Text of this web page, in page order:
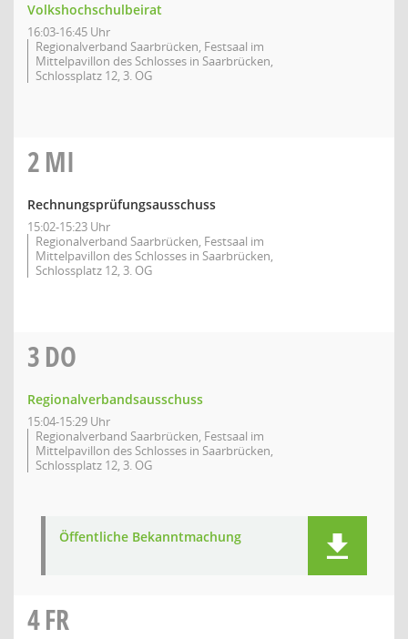
Volkshochschulbeirat
16:03-16:45 Uhr
Regionalverband Saarbrücken, Festsaal im
Mittelpavillon des Schlosses in Saarbrücken,
Schlossplatz 12, 3. OG
2MI
Rechnungsprüfungsausschuss
15:02-15:23 Uhr
Regionalverband Saarbrücken, Festsaal im
Mittelpavillon des Schlosses in Saarbrücken,
Schlossplatz 12, 3. OG
3DO
Regionalverbandsausschuss
15:04-15:29 Uhr
Regionalverband Saarbrücken, Festsaal im
Mittelpavillon des Schlosses in Saarbrücken,
Schlossplatz 12, 3. OG
Öffentliche Bekanntmachung
4FR